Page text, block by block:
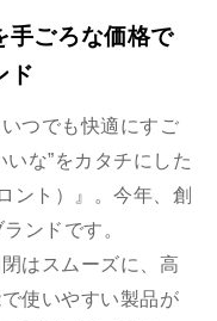
手ごろな価格で
ド
つでも快適にすご
な”をカタチにした
ント）』。今年、創
ンドです。
はスムーズに、高
使いやすい製品が